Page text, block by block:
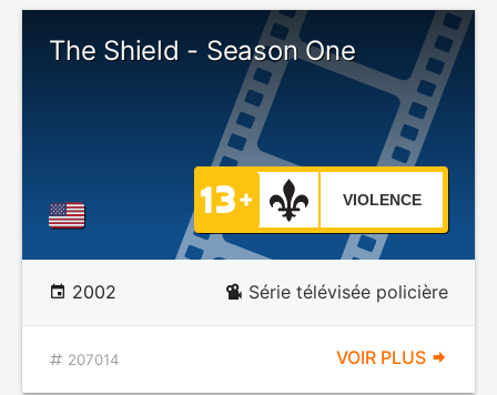
The Shield - Season One
VIOLENCE
2002 Série télévisée policière
207014 VOIR PLUS